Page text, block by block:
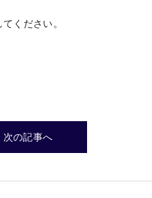
ください。
次の記事へ